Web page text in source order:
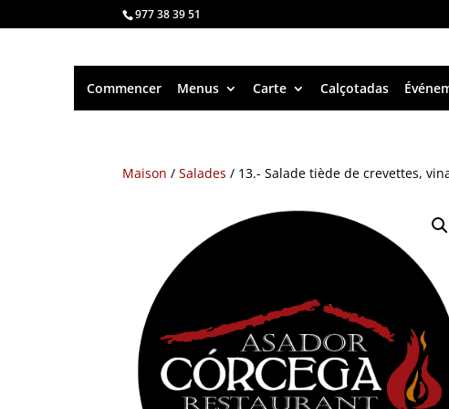
977 38 39 51
Commencer Menus Carte Calçotadas
Maison /Salades / 13.- Salade tiède de crevettes,